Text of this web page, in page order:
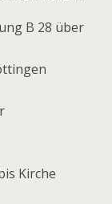
B 28 über
Kirche